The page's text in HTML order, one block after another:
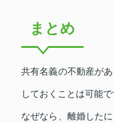
まとめ
共有名義の不動産が
しておくことは可能
なぜなら、離婚した